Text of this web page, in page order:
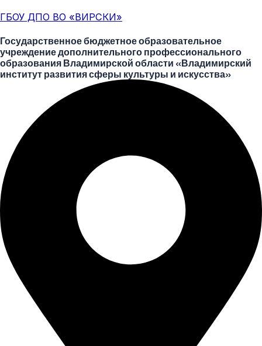
к
содержимому
ГБОУ ДПО ВО «ВИРСКИ»
Государственное бюджетное образовательное
учреждение дополнительного профессионального
образования Владимирской области «Владимирский
институт развития сферы культуры и искусства»
navigation